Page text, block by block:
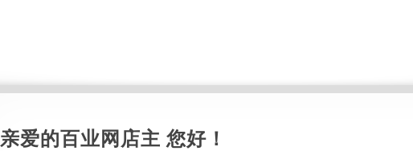
亲爱的百业网店主 您好！